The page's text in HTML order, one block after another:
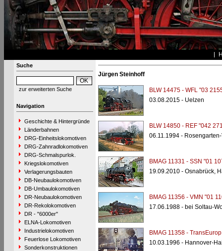
Suche
zur erweiterten Suche
Navigation
Geschichte & Hintergründe
Länderbahnen
DRG-Einheitslokomotiven
DRG-Zahnradlokomotiven
DRG-Schmalspurlok.
Kriegslokomotiven
Verlagerungsbauten
DB-Neubaulokomotiven
DB-Umbaulokomotiven
DR-Neubaulokomotiven
DR-Rekolokomotiven
DR - "6000er"
ELNA-Lokomotiven
Industrielokomotiven
Feuerlose Lokomotiven
Sonderkonstruktionen
Jürgen Steinhoff
BLW 14475 - WFL "03
03.08.2015 - Uelzen
BLW 14850 - REF "042
06.11.1994 -
BMAG 11331 - SSN "01
19.09.2010 - Osnabrück,
BMAG 11356 - VMN "01
17.06.1988 - bei Soltau-
BMAG 11358 -
10.03.1996 - Hannover-